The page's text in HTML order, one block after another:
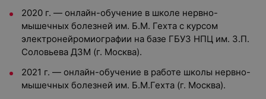
2020 г. — онлайн-обучение в школе нервно-
мышечных болезней им. Б.М. Гехта с курсом
электронейромиографии на базе ГБУЗ НПЦ им. З.П.
Соловьева ДЗМ (г. Москва).
2021 г. — онлайн-обучение в работе школы нервно-
мышечных болезней им. Б.М.Гехта (г. Москва).